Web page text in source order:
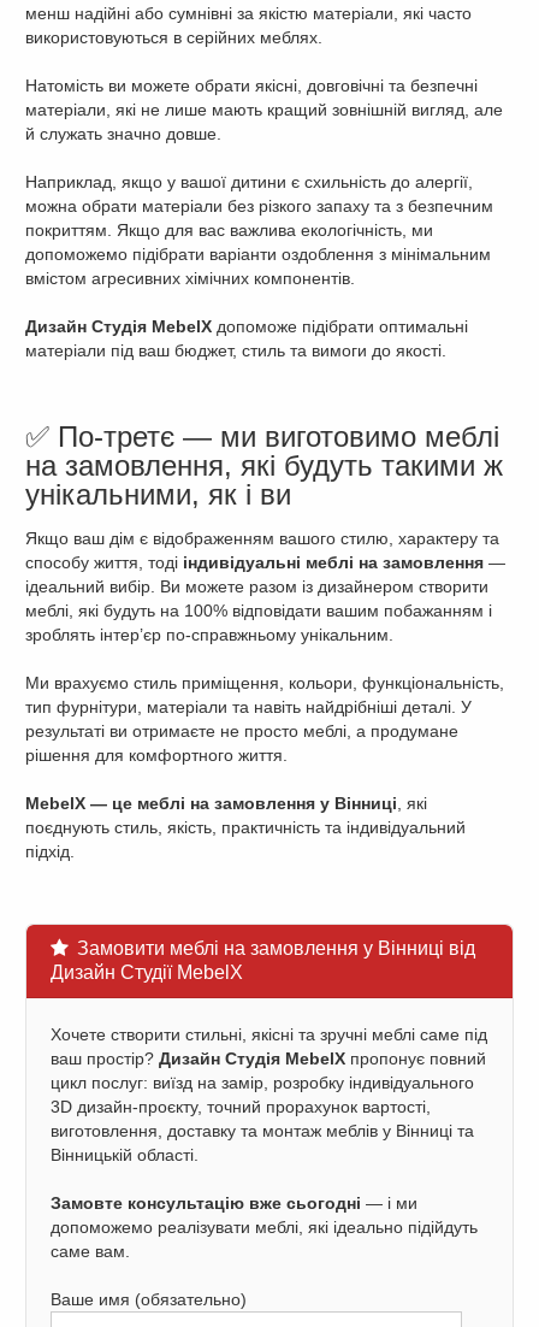
менш надійні або сумнівні за якістю матеріали, які часто
використовуються в серійних меблях.
Натомість ви можете обрати якісні, довговічні та безпечні
матеріали, які не лише мають кращий зовнішній вигляд, але
й служать значно довше.
Наприклад, якщо у вашої дитини є схильність до алергії,
можна обрати матеріали без різкого запаху та з безпечним
покриттям. Якщо для вас важлива екологічність, ми
допоможемо підібрати варіанти оздоблення з мінімальним
вмістом агресивних хімічних компонентів.
Дизайн Студія MebelX допоможе підібрати оптимальні
матеріали під ваш бюджет, стиль та вимоги до якості.
✅ По-третє — ми виготовимо меблі
на замовлення, які будуть такими ж
унікальними, як і ви
Якщо ваш дім є відображенням вашого стилю, характеру та
способу життя, тоді індивідуальні меблі на замовлення —
ідеальний вибір. Ви можете разом із дизайнером створити
меблі, які будуть на 100% відповідати вашим побажанням і
зроблять інтер’єр по-справжньому унікальним.
Ми врахуємо стиль приміщення, кольори, функціональність,
тип фурнітури, матеріали та навіть найдрібніші деталі. У
результаті ви отримаєте не просто меблі, а продумане
рішення для комфортного життя.
MebelX — це меблі на замовлення у Вінниці, які
поєднують стиль, якість, практичність та індивідуальний
підхід.
Замовити меблі на замовлення у Вінниці від
Дизайн Студії MebelX
Хочете створити стильні, якісні та зручні меблі саме під
ваш простір?Дизайн Студія MebelX пропонує повний
цикл послуг: виїзд на замір, розробку індивідуального
3D дизайн-проєкту, точний прорахунок вартості,
виготовлення, доставку та монтаж меблів у Вінниці та
Вінницькій області.
Замовте консультацію вже сьогодні — і ми
допоможемо реалізувати меблі, які ідеально підійдуть
саме вам.
Ваше имя (обязательно)